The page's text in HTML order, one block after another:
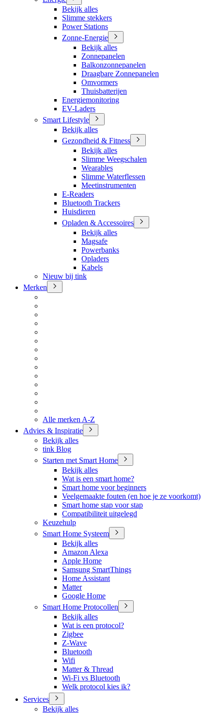
Bekijk alles
Slimme stekkers
Power Stations
Zonne-Energie
Bekijk alles
Zonnepanelen
Balkonzonnepanelen
Draagbare Zonnepanelen
Omvormers
Thuisbatterijen
Energiemonitoring
EV-Laders
Smart Lifestyle
Bekijk alles
Gezondheid & Fitness
Bekijk alles
Slimme Weegschalen
Wearables
Slimme Waterflessen
Meetinstrumenten
E-Readers
Bluetooth Trackers
Huisdieren
Opladen & Accessoires
Bekijk alles
Magsafe
Powerbanks
Opladers
Kabels
Nieuw bij tink
Merken
Alle merken A-Z
Advies & Inspiratie
Bekijk alles
tink Blog
Starten met Smart Home
Bekijk alles
Wat is een smart home?
Smart home voor beginners
Veelgemaakte fouten (en hoe je ze voorkomt)
Smart home stap voor stap
Compatibiliteit uitgelegd
Keuzehulp
Smart Home Systeem
Bekijk alles
Amazon Alexa
Apple Home
Samsung SmartThings
Home Assistant
Matter
Google Home
Smart Home Protocollen
Bekijk alles
Wat is een protocol?
Zigbee
Z-Wave
Bluetooth
Wifi
Matter & Thread
Wi-Fi vs Bluetooth
Welk protocol kies ik?
Services
Bekijk alles